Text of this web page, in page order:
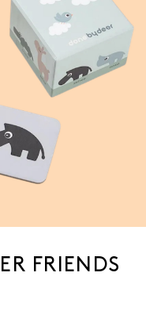
FRIENDS